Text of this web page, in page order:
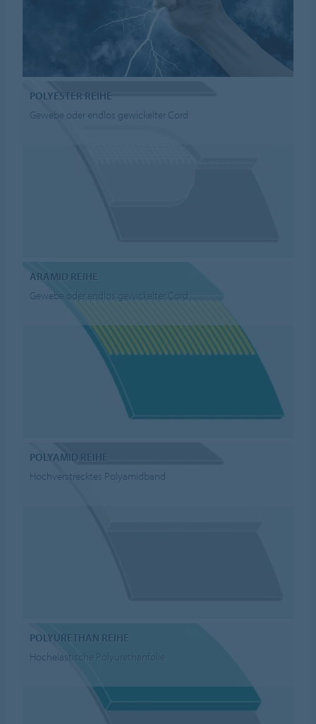
POLYESTER REIHE
Gewebe oder endlos gewickelter Cord
ARAMID REIHE
Gewebe oder endlos gewickelter Cord
POLYAMID REIHE
Hochverstrecktes Polyamidband
POLYURETHAN REIHE
Hochelastische Polyurethanfolie